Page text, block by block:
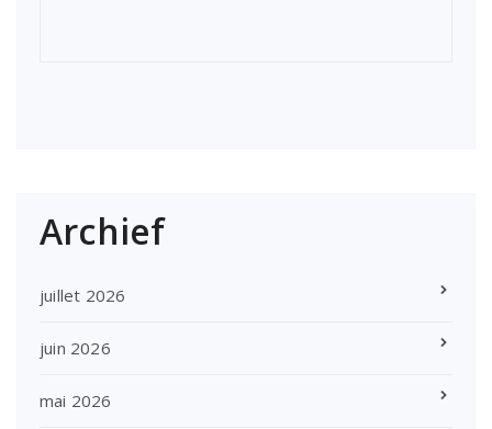
Archief
juillet 2026
juin 2026
mai 2026